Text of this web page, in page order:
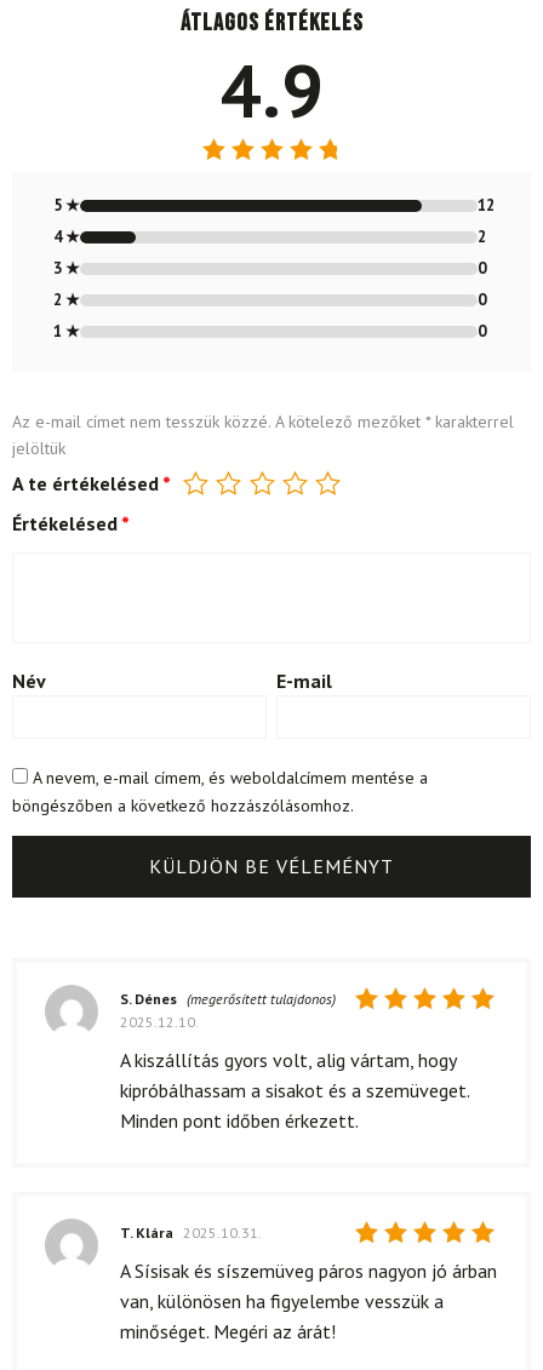
Átlagos értékelés
4.9
4.86/ 5
5 ★
12
4 ★
2
3 ★
0
2 ★
0
1 ★
0
Az e-mail címet nem tesszük közzé. A kötelező mezőket *karakterrel
jelöltük
A te értékelésed *
Értékelésed *
Név E-mail
A nevem, e-mail címem, és weboldalcímem mentése a
böngészőben a következő hozzászólásomhoz.
5/ 5
S. Dénes (megerősített tulajdonos)
2025.12.10.
A kiszállítás gyors volt, alig vártam, hogy
kipróbálhassam a sisakot és a szemüveget.
Minden pont időben érkezett.
Értékelés:
/ 5
T. Klára 2025.10.31.
A Sísisak és síszemüveg páros nagyon jó árban
van, különösen ha figyelembe vesszük a
minőséget. Megéri az árát!